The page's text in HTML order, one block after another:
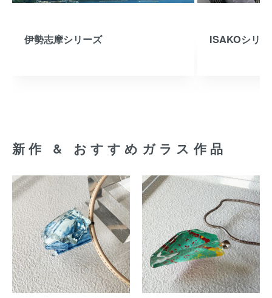
伊勢志摩シリーズ ISAKOシリ
新作 & おすすめガラス作品